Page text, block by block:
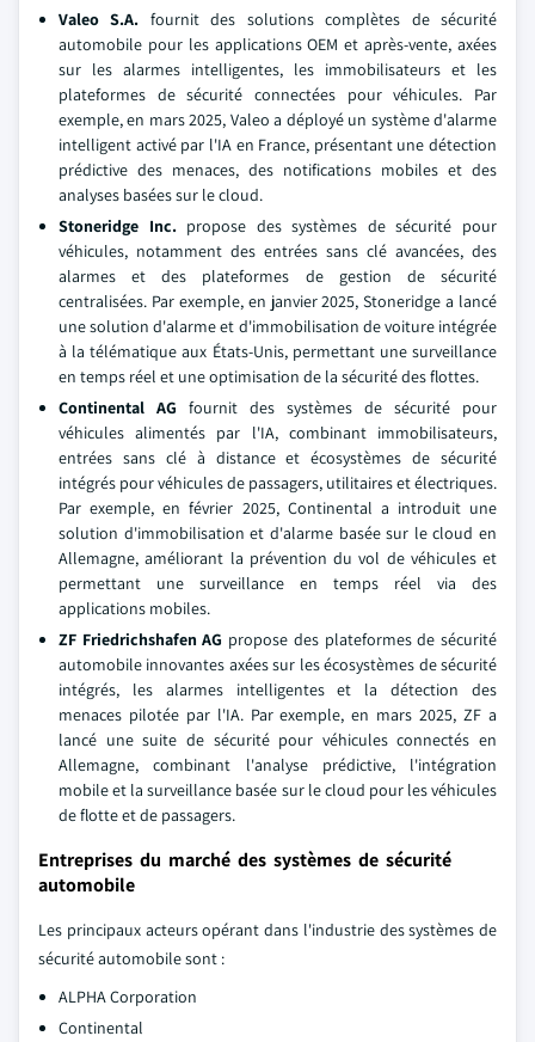
Valeo S.A. fournit des solutions complètes de sécurité
automobile pour les applications OEM et après-vente, axées
sur les alarmes intelligentes, les immobilisateurs et les
plateformes de sécurité connectées pour véhicules. Par
exemple, en mars 2025, Valeo a déployé un système d'alarme
intelligent activé par l'IA en France, présentant une détection
prédictive des menaces, des notifications mobiles et des
analyses basées sur le cloud.
Stoneridge Inc.propose des systèmes de sécurité pour
véhicules, notamment des entrées sans clé avancées, des
alarmes et des plateformes de gestion de sécurité
centralisées. Par exemple, en janvier 2025, Stoneridge a lancé
une solution d'alarme et d'immobilisation de voiture intégrée
à la télématique aux États-Unis, permettant une surveillance
en temps réel et une optimisation de la sécurité des flottes.
Continental AG fournit des systèmes de sécurité pour
véhicules alimentés par l'IA, combinant immobilisateurs,
entrées sans clé à distance et écosystèmes de sécurité
intégrés pour véhicules de passagers, utilitaires et électriques.
Par exemple, en février 2025, Continental a introduit une
solution d'immobilisation et d'alarme basée sur le cloud en
Allemagne, améliorant la prévention du vol de véhicules et
permettant une surveillance en temps réel via des
applications mobiles.
ZF Friedrichshafen AG propose des plateformes de sécurité
automobile innovantes axées sur les écosystèmes de sécurité
intégrés, les alarmes intelligentes et la détection des
menaces pilotée par l'IA. Par exemple, en mars 2025, ZF a
lancé une suite de sécurité pour véhicules connectés en
Allemagne, combinant l'analyse prédictive, l'intégration
mobile et la surveillance basée sur le cloud pour les véhicules
de flotte et de passagers.
Entreprises du marché des systèmes de sécurité
automobile
Les principaux acteurs opérant dans l'industrie des systèmes de
sécurité automobile sont :
ALPHA Corporation
Continental